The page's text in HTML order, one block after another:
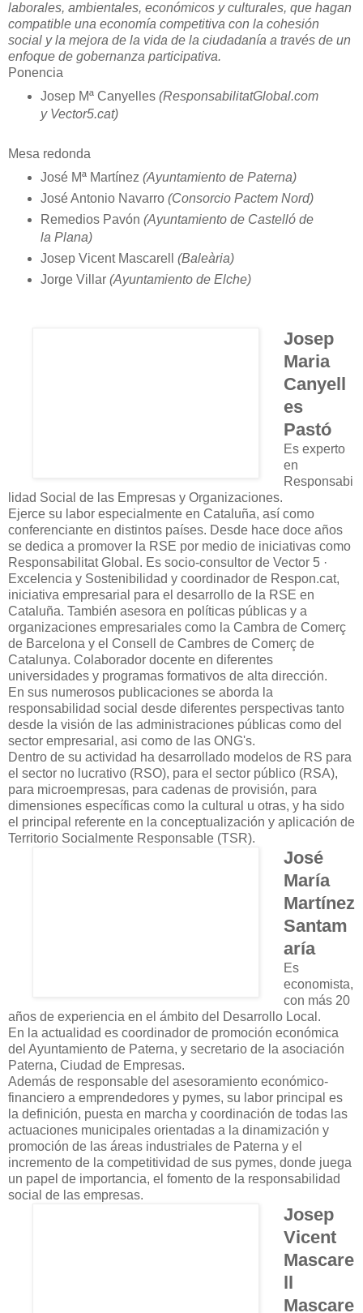
laborales, ambientales, económicos y culturales, que hagan
compatible una economía competitiva con la cohesión
social y la mejora de la vida de la ciudadanía a través de un
enfoque de gobernanza participativa.
Ponencia
Josep Mª Canyelles(ResponsabilitatGlobal.com
y Vector5.cat)
Mesa redonda
José Mª Martínez (Ayuntamiento de Paterna)
José Antonio Navarro(Consorcio Pactem Nord)
Remedios Pavón (Ayuntamiento de Castelló de
la Plana)
Josep Vicent Mascarell (Baleària)
Jorge Villar (Ayuntamiento de Elche)
Josep
Maria
Canyell
es
Pastó
Es experto
en
Responsabi
lidad Social de las Empresas y Organizaciones.
Ejerce su labor especialmente en Cataluña, así como
conferenciante en distintos países. Desde hace doce años
se dedica a promover la RSE por medio de iniciativas como
Responsabilitat Global. Es socio-consultor de Vector 5 ·
Excelencia y Sostenibilidad y coordinador de Respon.cat,
iniciativa empresarial para el desarrollo de la RSE en
Cataluña. También asesora en políticas públicas y a
organizaciones empresariales como la Cambra de Comerç
de Barcelona y el Consell de Cambres de Comerç de
Catalunya. Colaborador docente en diferentes
universidades y programas formativos de alta dirección.
En sus numerosos publicaciones se aborda la
responsabilidad social desde diferentes perspectivas tanto
desde la visión de las administraciones públicas como del
sector empresarial, asi como de las ONG's.
Dentro de su actividad ha desarrollado modelos de RS para
el sector no lucrativo (RSO), para el sector público (RSA),
para microempresas, para cadenas de provisión, para
dimensiones específicas como la cultural u otras, y ha sido
el principal referente en la conceptualización y aplicación de
Territorio Socialmente Responsable (TSR).
José
María
Martínez
Santam
aría
Es
economista,
con más 20
años de experiencia en el ámbito del Desarrollo Local.
En la actualidad es coordinador de promoción económica
del Ayuntamiento de Paterna, y secretario de la asociación
Paterna, Ciudad de Empresas.
Además de responsable del asesoramiento económico-
financiero a emprendedores y pymes, su labor principal es
la definición, puesta en marcha y coordinación de todas las
actuaciones municipales orientadas a la dinamización y
promoción de las áreas industriales de Paterna y el
incremento de la competitividad de sus pymes, donde juega
un papel de importancia, el fomento de la responsabilidad
social de las empresas.
Josep
Vicent
Mascare
ll
Mascare